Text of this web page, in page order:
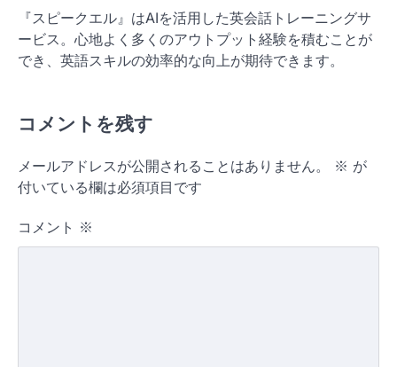
『スピークエル』はAIを活用した英会話トレーニングサ
ービス。心地よく多くのアウトプット経験を積むことが
でき、英語スキルの効率的な向上が期待できます。
コメントを残す
メールアドレスが公開されることはありません。 ※ が
付いている欄は必須項目です
コメント ※